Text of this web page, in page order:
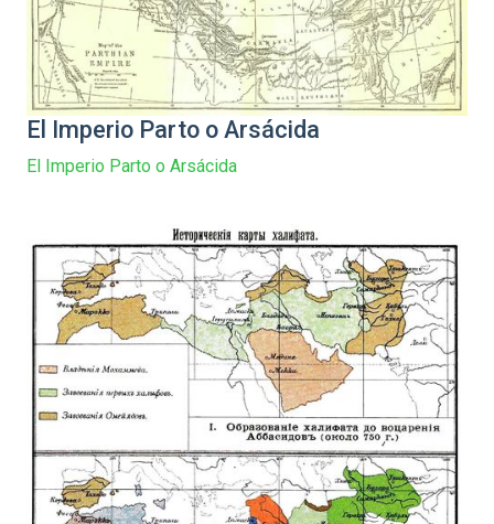
El Imperio Parto o Arsácida
El Imperio Parto o Arsácida